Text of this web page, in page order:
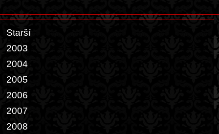
Starší
2003
2004
2005
2006
2007
2008